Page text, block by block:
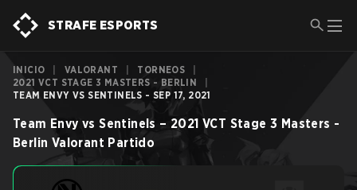
STRAFE ESPORTS
INICIO VALORANT TORNEOS
2021 VCT STAGE 3 MASTERS - BERLIN
TEAM ENVY VS SENTINELS - SEP 17, 2021
Team Envy vs Sentinels – 2021 VCT Stage 3 Masters -
Berlin Valorant Partido